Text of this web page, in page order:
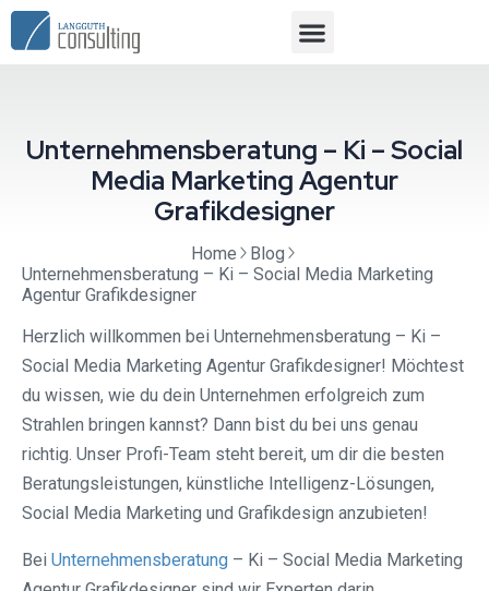
Unternehmensberatung – Ki – Social
Media Marketing Agentur
Grafikdesigner
Home
Blog
Unternehmensberatung – Ki – Social Media Marketing
Agentur Grafikdesigner
Herzlich willkommen bei Unternehmensberatung – Ki –
Social Media Marketing Agentur Grafikdesigner! Möchtest
du wissen, wie du dein Unternehmen erfolgreich zum
Strahlen bringen kannst? Dann bist du bei uns genau
richtig. Unser Profi-Team steht bereit, um dir die besten
Beratungsleistungen, künstliche Intelligenz-Lösungen,
Social Media Marketing und Grafikdesign anzubieten!
Bei Unternehmensberatung – Ki – Social Media Marketing